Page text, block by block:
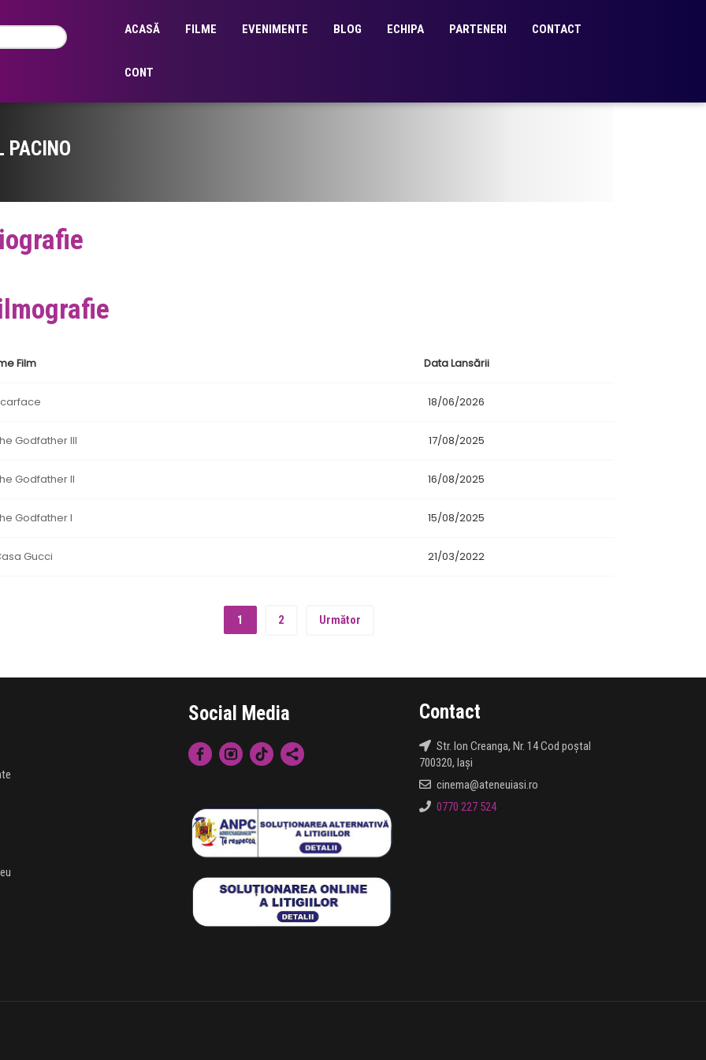
ACASĂ FILME EVENIMENTE BLOG ECHIPA PARTENERI CONTACT
CONT
PACINO
Film Data Lansării
18/06/2026
Godfather III 17/08/2025
Godfather II 16/08/2025
Godfather I 15/08/2025
Gucci 21/03/2022
1 2 Următor
Social Media Contact
Str. Ion Creanga, Nr. 14 Cod poștal
700320, Iași
cinema@ateneuiasi.ro
0770 227 524